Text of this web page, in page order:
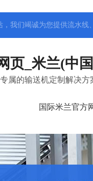
，我们竭诚为您提供流水线
页_米兰(中
属的输送机定制解决方
国际米兰官方